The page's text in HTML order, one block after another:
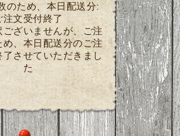
のため、本日配送分:
注文受付終了
ございませんが、ご注
め、本日配送分のご注
了させていただきまし
た